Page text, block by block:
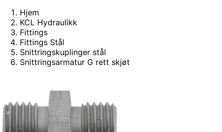
Hjem
KCL Hydraulikk
Fittings
Fittings Stål
Snittringskuplinger stål
Snittringsarmatur G rett skjøt